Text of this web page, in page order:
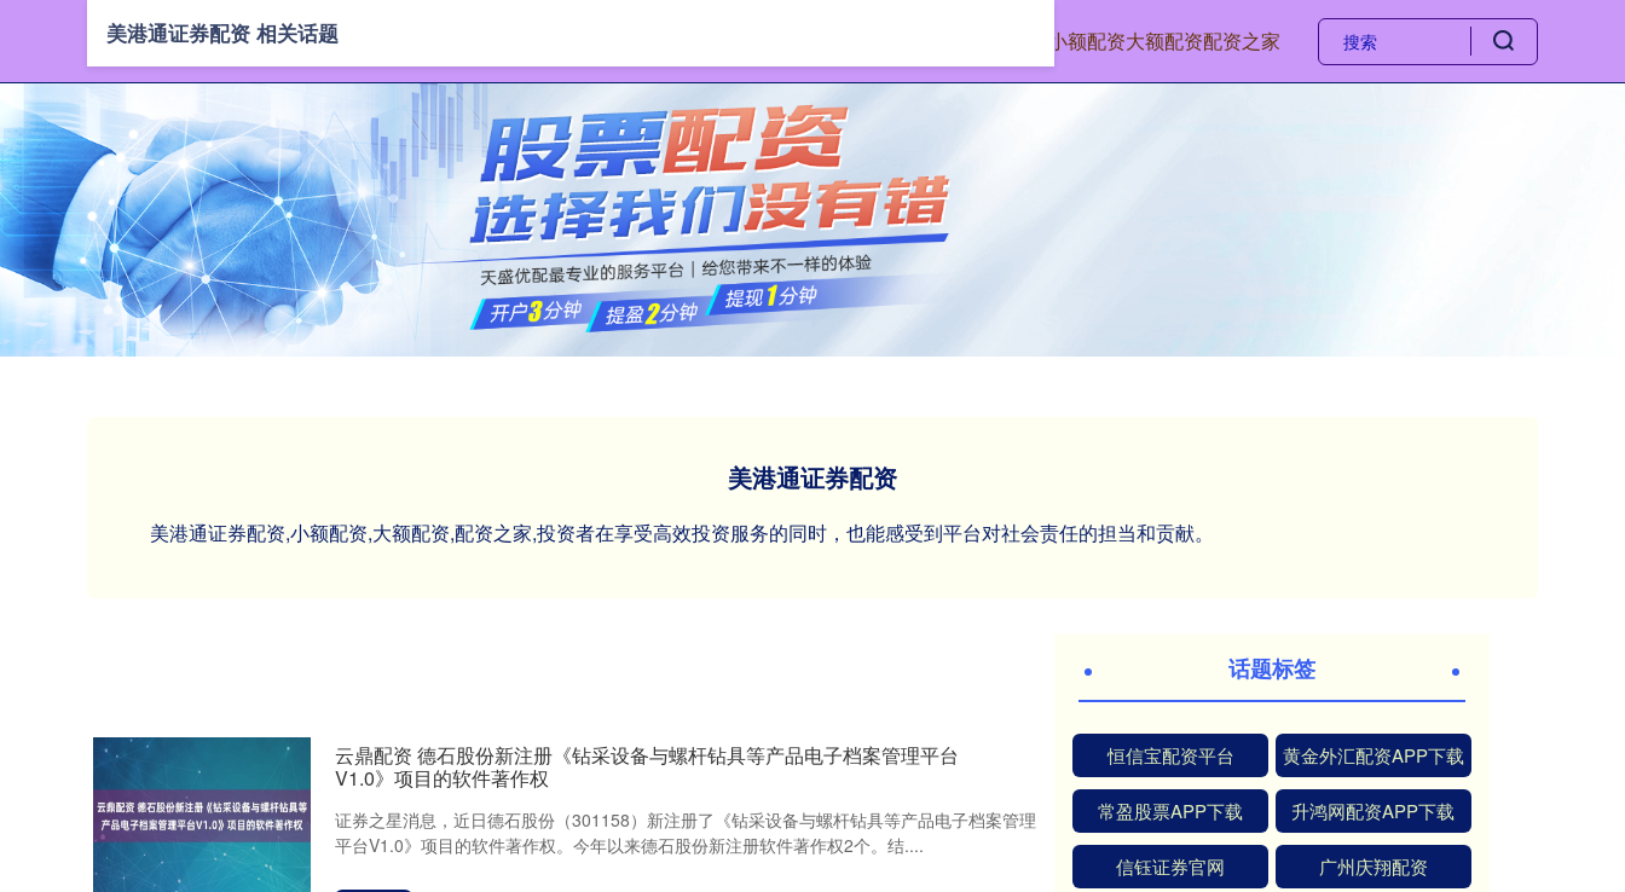
小额配资大额配资配资之家
美港通证券配资
美港通证券配资,小额配资,大额配资,配资之家,投资者在享受高效投资服务的同时，也能感受到平台对社会责任的担当和贡献。
美港通证券配资 相关话题
云鼎配资 德石股份新注册《钻采设备与螺杆钻具等产品电子档案管理平台
V1.0》项目的软件著作权
证券之星消息，近日德石股份（301158）新注册了《钻采设备与螺杆钻具等产品电子档案管理
平台V1.0》项目的软件著作权。今年以来德石股份新注册软件著作权2个。结....
话题标签
恒信宝配资平台 黄金外汇配资APP下载
常盈股票APP下载 升鸿网配资APP下载
信钰证券官网 广州庆翔配资